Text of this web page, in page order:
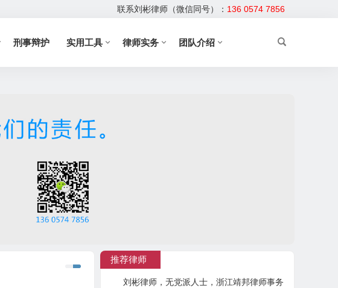
联系刘彬律师（微信同号）： 136 0574 7856
刑事辩护 实用工具 律师实务 团队介绍
推荐律师
刘彬律师，无党派人士，浙江靖邦律师事务